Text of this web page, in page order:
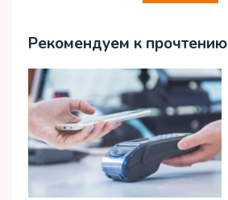
Рекомендуем к прочтению